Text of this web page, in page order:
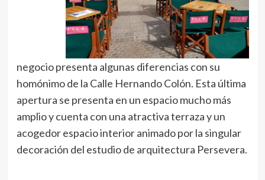
negocio presenta algunas diferencias con su
homónimo de la Calle Hernando Colón. Esta última
apertura se presenta en un espacio mucho más
amplio y cuenta con una atractiva terraza y un
acogedor espacio interior animado por la singular
decoración del estudio de arquitectura Persevera.